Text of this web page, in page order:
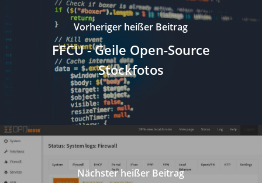
Vorheriger heißer Beitrag
FFCU - Geile Open-Source
Stockfotos
Nächster heißer Beitrag